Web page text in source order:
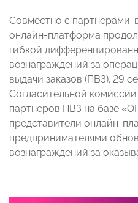
Совместно с партнерами-
онлайн-платформа
гибкой
вознаграждений за
выдачи заказов (ПВЗ). 29
Согласительной
партнеров ПВЗ на базе
представители онлайн-
предпринимателями
вознаграждений за